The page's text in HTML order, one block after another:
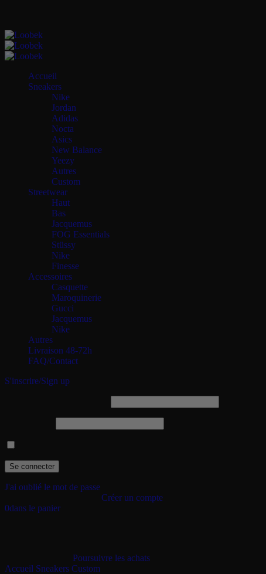
Accueil
Sneakers
Nike
Jordan
Adidas
Nocta
Asics
New Balance
Yeezy
Autres
Custom
Streetwear
Haut
Bas
Jacquemus
FOG Essentials
Stüssy
Nike
Finesse
Accessoires
Casquette
Maroquinerie
Gucci
Jacquemus
Nike
Autres
Livraison 48-72h
FAQ/Contact
S'inscrire/Sign up
J'ai oublié le mot de passe
Créer un compte
0dans le panier
Poursuivre les achats
Accueil Sneakers Custom